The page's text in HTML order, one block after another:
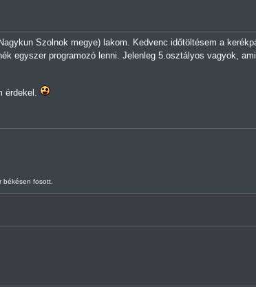
Szolnok megye) lakom. Kedvenc időtöltésem a
egyszer programozó lenni. Jelenleg 5.osztályos vagyok,
érdekel.
békésen fosott.